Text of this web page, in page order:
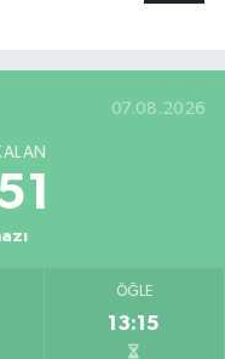
07.08.2026
ÖĞLE
13:15